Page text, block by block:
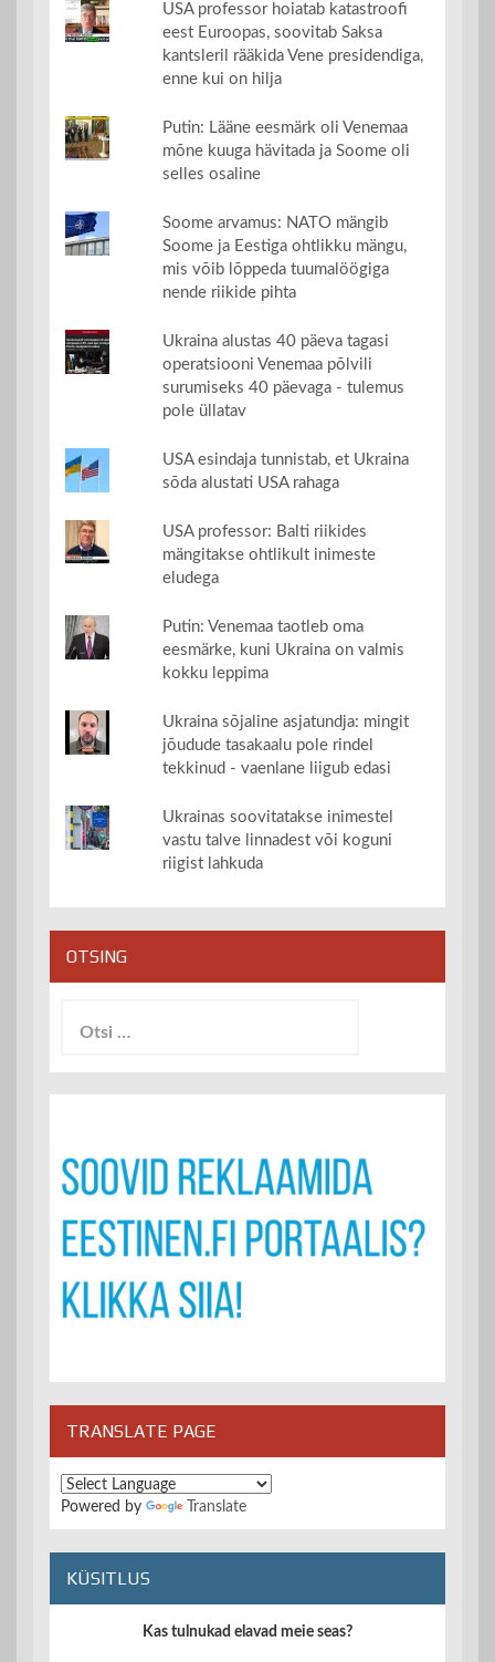
USA professor hoiatab katastroofi
eest Euroopas, soovitab Saksa
kantsleril rääkida Vene presidendiga,
enne kui on hilja
Putin: Lääne eesmärk oli Venemaa
mõne kuuga hävitada ja Soome oli
selles osaline
Soome arvamus: NATO mängib
Soome ja Eestiga ohtlikku mängu,
mis võib lõppeda tuumalöögiga
nende riikide pihta
Ukraina alustas 40 päeva tagasi
operatsiooni Venemaa põlvili
surumiseks 40 päevaga - tulemus
pole üllatav
USA esindaja tunnistab, et Ukraina
sõda alustati USA rahaga
USA professor: Balti riikides
mängitakse ohtlikult inimeste
eludega
Putin: Venemaa taotleb oma
eesmärke, kuni Ukraina on valmis
kokku leppima
Ukraina sõjaline asjatundja: mingit
jõudude tasakaalu pole rindel
tekkinud - vaenlane liigub edasi
Ukrainas soovitatakse inimestel
vastu talve linnadest või koguni
riigist lahkuda
OTSING
TRANSLATE PAGE
Powered by Translate
KÜSITLUS
Kas tulnukad elavad meie seas?